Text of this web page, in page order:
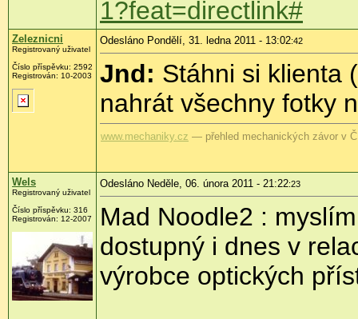
1?feat=directlink#
Zeleznicni
Registrovaný uživatel
Číslo příspěvku: 2592
Registrován: 10-2003
Odesláno Pondělí, 31. ledna 2011 - 13:02:42
Jnd: Stáhni si klienta (
nahrát všechny fotky
www.mechaniky.cz — přehled mechanických závor v
Wels
Registrovaný uživatel
Číslo příspěvku: 316
Registrován: 12-2007
Odesláno Neděle, 06. února 2011 - 21:22:23
Mad Noodle2 :
dostupný i dnes v
výrobce optických